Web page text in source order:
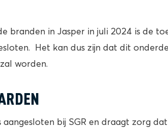
branden in Jasper in juli 2024 is de
Het kan dus zijn dat dit
worden.
bij SGR en draagt zorg dat